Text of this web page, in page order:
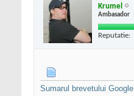
Krumel
Ambasador
Reputatie:
Sumarul brevetului Google